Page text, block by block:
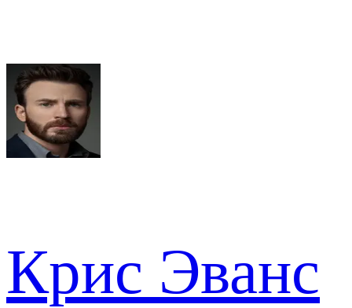
Крис Эванс